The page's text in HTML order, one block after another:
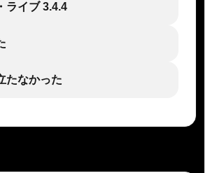
ライブ 3.4.4
たなかった